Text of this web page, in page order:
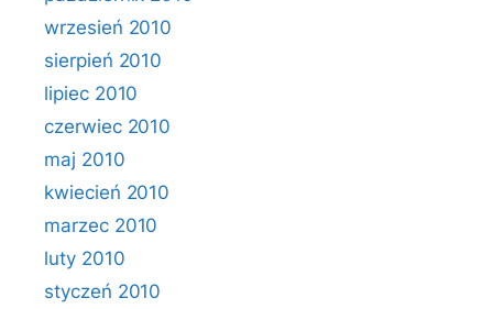
wrzesień 2010
sierpień 2010
lipiec 2010
czerwiec 2010
maj 2010
kwiecień 2010
marzec 2010
luty 2010
styczeń 2010